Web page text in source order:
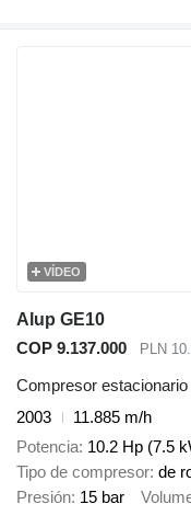
VÍDEO
Alup GE10
COP 9.137.000
PLN
Compresor estacionario
2003
11.885 m/h
Potencia 10.2 Hp (7.5
Tipo de compresor de
Presión 15 bar